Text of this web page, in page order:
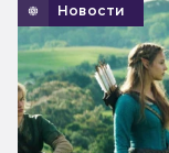
Новости